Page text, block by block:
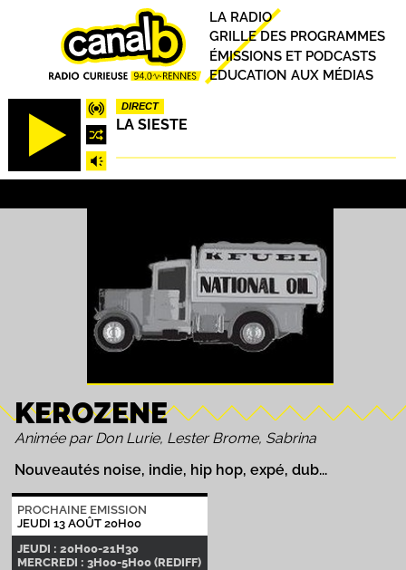
DIRECT
LA SIESTE
Principal
LA RADIO
GRILLE DES PROGRAMMES
ÉMISSIONS ET PODCASTS
EDUCATION AUX MÉDIAS
KEROZENE
Animée par Don Lurie, Lester Brome, Sabrina
Nouveautés noise, indie, hip hop, expé, dub...
PROCHAINE EMISSION
JEUDI 13 AOÛT 20H00
JEUDI : 20H00-21H30
MERCREDI : 3H00-5H00 (REDIFF)